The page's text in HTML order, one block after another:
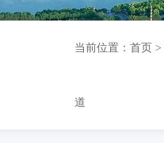
当前位置： 首页 >
道